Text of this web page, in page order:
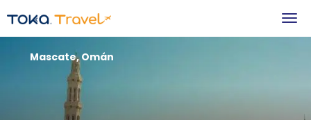
Mascate, Omán